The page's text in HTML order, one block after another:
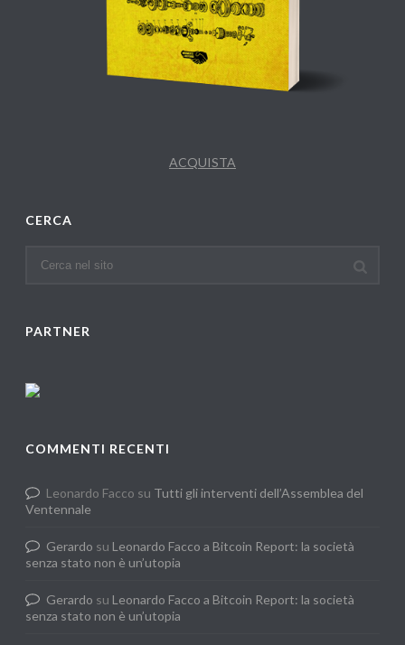
ACQUISTA
CERCA
PARTNER
COMMENTI RECENTI
Leonardo Facco su Tutti gli interventi dell’Assemblea del
Ventennale
Gerardo su Leonardo Facco a Bitcoin Report: la società
senza stato non è un’utopia
Gerardo su Leonardo Facco a Bitcoin Report: la società
senza stato non è un’utopia